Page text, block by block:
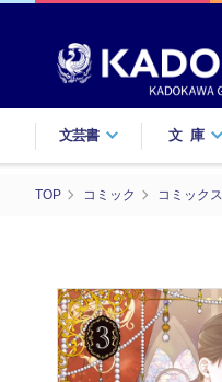
文芸書 文庫
TOP コミック コミックス